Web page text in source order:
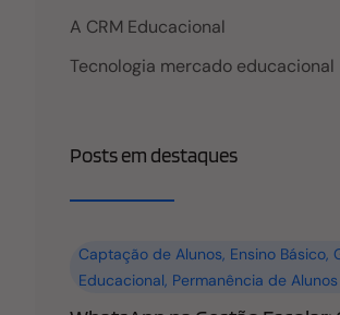
A CRM Educacional
Tecnologia mercado educacional
Posts em destaques
Captação de Alunos, Ensino Básico,
Educacional, Permanência de Alunos